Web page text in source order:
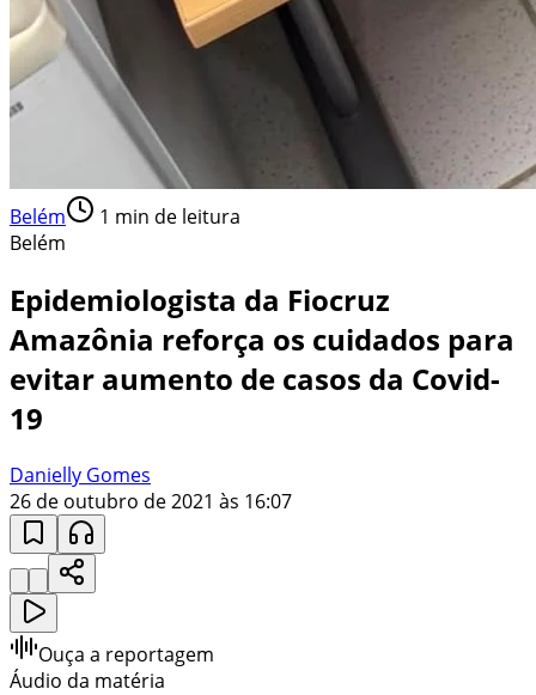
Belém 1 min de leitura
Belém
Epidemiologista da Fiocruz
Amazônia reforça os cuidados para
evitar aumento de casos da Covid-
19
Danielly Gomes
26 de outubro de 2021 às 16:07
Ouça a reportagem
Áudio da matéria